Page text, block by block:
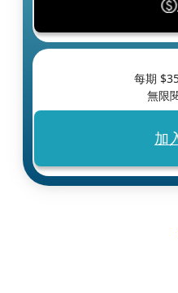
每期 $
無限
加